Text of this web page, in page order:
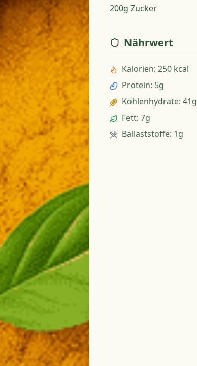
200g Zucker
Nährwert
Kalorien: 250 kcal
Protein: 5g
Kohlenhydrate: 41g
Fett: 7g
Ballaststoffe: 1g